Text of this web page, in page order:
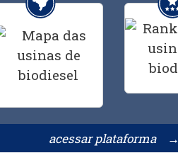
acessar plataforma →